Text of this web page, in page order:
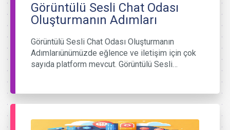
Görüntülü Sesli Chat Odası
Oluşturmanın Adımları
Görüntülü Sesli Chat Odası Oluşturmanın
Adımlarıünümüzde eğlence ve iletişim için çok
sayıda platform mevcut. Görüntülü Sesli…